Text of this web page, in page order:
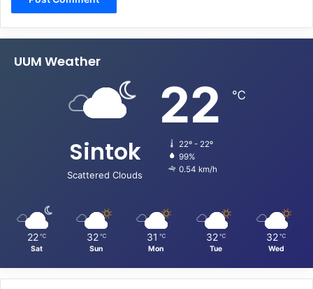
UUM Weather
Sintok
Scattered Clouds
22 ℃
22º - 22º
99%
0.54 km/h
22 ℃
Sat
32 ℃
Sun
31 ℃
Mon
32 ℃
Tue
32 ℃
Wed